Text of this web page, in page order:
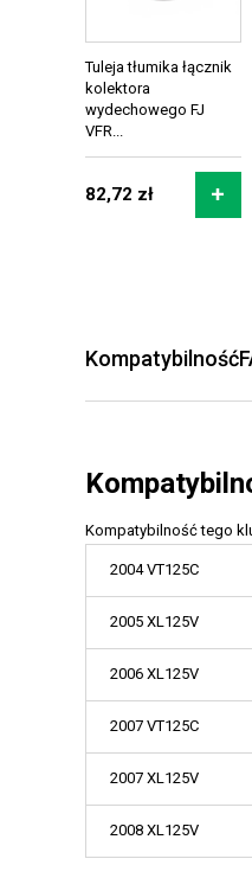
Tuleja tłumika łącznik
kolektora
wydechowego FJ
VFR...
82,72 zł
Kompatybilność
Kompatybilność tego
2004 VT125C
2005 XL125V
2006 XL125V
2007 VT125C
2007 XL125V
2008 XL125V